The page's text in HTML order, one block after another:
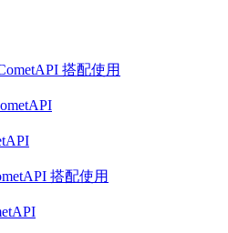
搭配使用
搭配使用